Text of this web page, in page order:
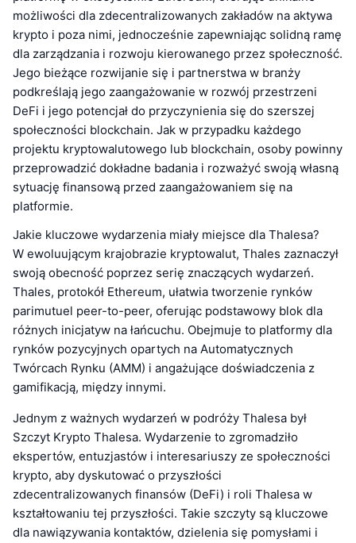
możliwości dla zdecentralizowanych zakładów na aktywa
krypto i poza nimi, jednocześnie zapewniając solidną ramę
dla zarządzania i rozwoju kierowanego przez społeczność.
Jego bieżące rozwijanie się i partnerstwa w branży
podkreślają jego zaangażowanie w rozwój przestrzeni
DeFi i jego potencjał do przyczynienia się do szerszej
społeczności blockchain. Jak w przypadku każdego
projektu kryptowalutowego lub blockchain, osoby powinny
przeprowadzić dokładne badania i rozważyć swoją własną
sytuację finansową przed zaangażowaniem się na
platformie.
Jakie kluczowe wydarzenia miały miejsce dla Thalesa?
W ewoluującym krajobrazie kryptowalut, Thales zaznaczył
swoją obecność poprzez serię znaczących wydarzeń.
Thales, protokół Ethereum, ułatwia tworzenie rynków
parimutuel peer-to-peer, oferując podstawowy blok dla
różnych inicjatyw na łańcuchu. Obejmuje to platformy dla
rynków pozycyjnych opartych na Automatycznych
Twórcach Rynku (AMM) i angażujące doświadczenia z
gamifikacją, między innymi.
Jednym z ważnych wydarzeń w podróży Thalesa był
Szczyt Krypto Thalesa. Wydarzenie to zgromadziło
ekspertów, entuzjastów i interesariuszy ze społeczności
krypto, aby dyskutować o przyszłości
zdecentralizowanych finansów (DeFi) i roli Thalesa w
kształtowaniu tej przyszłości. Takie szczyty są kluczowe
dla nawiązywania kontaktów, dzielenia się pomysłami i